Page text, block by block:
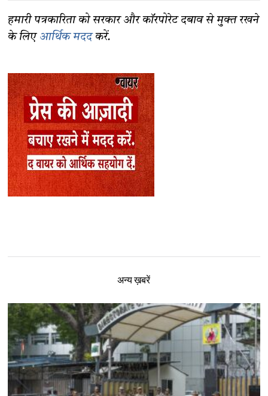
हमारी पत्रकारिता को सरकार और कॉरपोरेट दबाव से मुक्त रखने
के लिए आर्थिक मददकरें.
अन्य ख़बरें